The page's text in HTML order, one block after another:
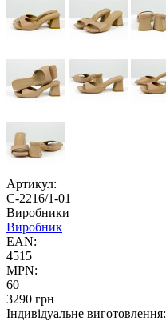
Артикул:
С-2216/1-01
Виробники
Виробник
EAN:
4515
MPN:
60
3290 грн
Індивідуальне виготовлення: